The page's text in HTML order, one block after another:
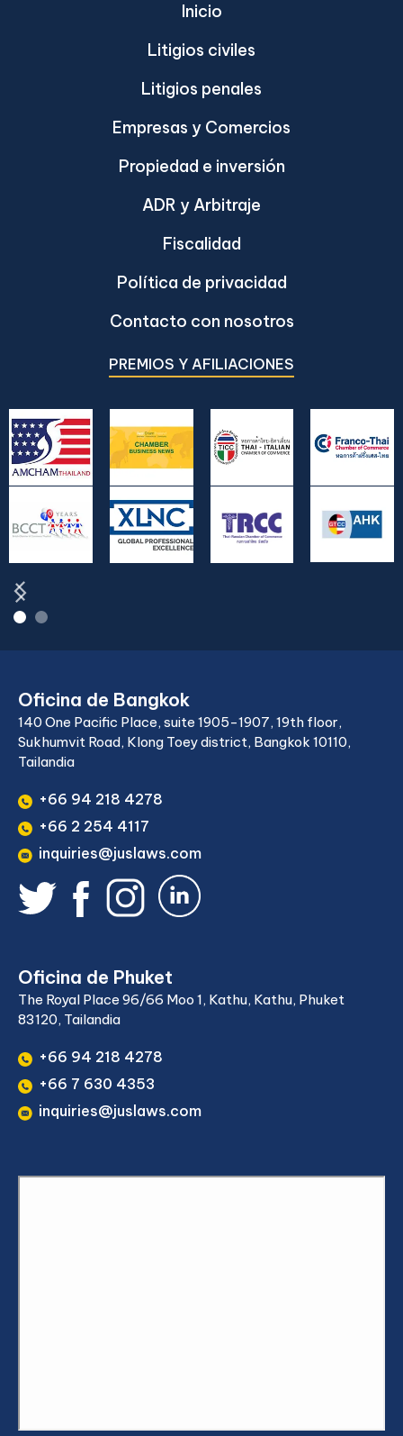
Inicio
Litigios civiles
Litigios penales
Empresas y Comercios
Propiedad e inversión
ADR y Arbitraje
Fiscalidad
Política de privacidad
Contacto con nosotros
PREMIOS Y AFILIACIONES
Oficina de Bangkok
140 One Pacific Place, suite 1905-1907, 19th floor,
Sukhumvit Road, Klong Toey district, Bangkok 10110,
Tailandia
+66 94 218 4278
+66 2 254 4117
inquiries@juslaws.com
Oficina de Phuket
The Royal Place 96/66 Moo 1, Kathu, Kathu, Phuket
83120, Tailandia
+66 94 218 4278
+66 7 630 4353
inquiries@juslaws.com